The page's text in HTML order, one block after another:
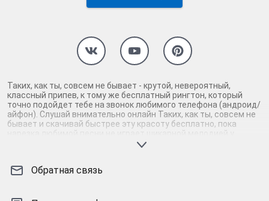
Таких, как ты, совсем не бывает - крутой, невероятный,
классный припев, к тому же бесплатный рингтон, который
точно подойдет тебе на звонок любимого телефона (андроид/
айфон). Слушай внимательно онлайн Таких, как ты, совсем не
бывает и скачивай быстрее эту красоту бесплатно, пока
нарезка любимой песни не играет шикарной мелодией у
каждого второго на звонке. Будь первым, кто скачает
бывает. Кроме того, ты можешь найти и скачать другую
Обратная связь